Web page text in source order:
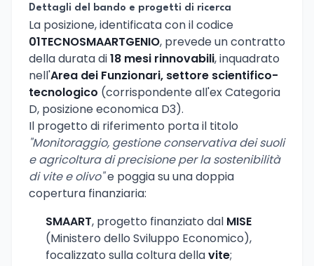
Dettagli del bando e progetti di ricerca
La posizione, identificata con il codice
01TECNOSMAARTGENIO, prevede un contratto
della durata di18 mesi rinnovabili, inquadrato
nell'Area dei Funzionari, settore scientifico-
tecnologico (corrispondente all'ex Categoria
D, posizione economica D3).
Il progetto di riferimento porta il titolo
"Monitoraggio, gestione conservativa dei suoli
e agricoltura di precisione per la sostenibilità
di vite e olivo"e poggia su una doppia
copertura finanziaria:
SMAART, progetto finanziato dal MISE
(Ministero dello Sviluppo Economico),
focalizzato sulla coltura dellavite;